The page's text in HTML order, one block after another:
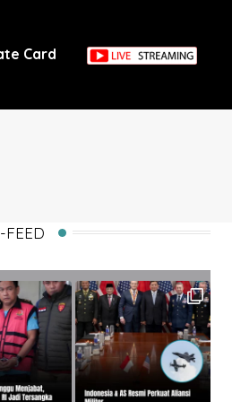
Card
FEED